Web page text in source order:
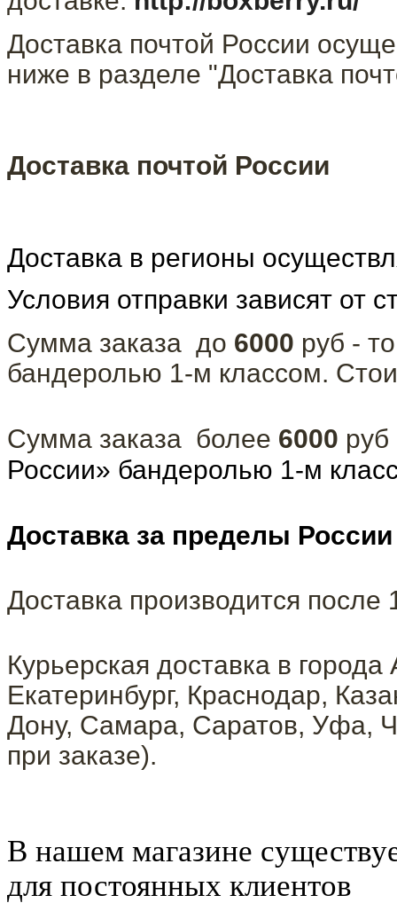
Доставка почтой России
ниже в разделе "Доставка
Доставка почтой России
Доставка в регионы
Условия отправки зависят от
Сумма заказа до 6000 руб -
бандеролью 1-м классом.
Сумма заказа более 6000
России» бандеролью 1-м
Доставка за пределы России
Доставка производится
Курьерская доставка в города
Екатеринбург, Краснодар,
Дону, Самара, Саратов, Уфа,
при заказе).
В нашем магазине
для постоянных клиентов